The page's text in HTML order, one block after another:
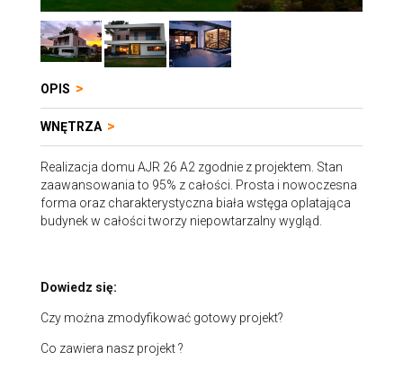
Dowiedz się:
Czy można zmodyfikować gotowy projekt?
Co zawiera nasz projekt ?
OPIS
WNĘTRZA
Realizacja domu AJR 26 A2 zgodnie z projektem. Stan
zaawansowania to 95% z całości. Prosta i nowoczesna
forma oraz charakterystyczna biała wstęga oplatająca
budynek w całości tworzy niepowtarzalny wygląd.